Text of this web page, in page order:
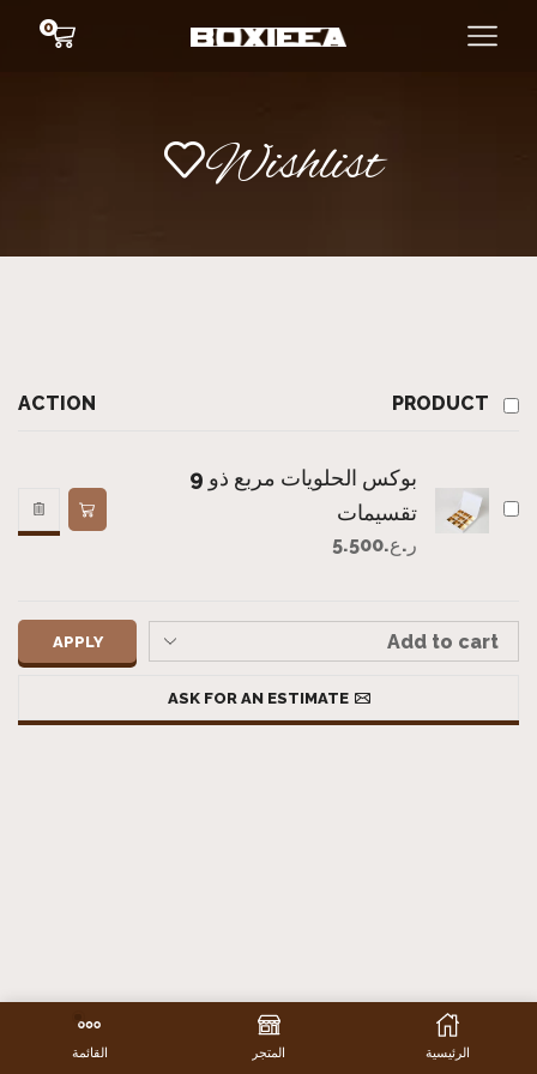
0
Wishlist
PRODUCT
ACTION
بوكس الحلويات مربع ذو 9
تقسيمات
ر.ع.5.500
APPLY
ASK FOR AN ESTIMATE
الرئيسية المتجر القائمة